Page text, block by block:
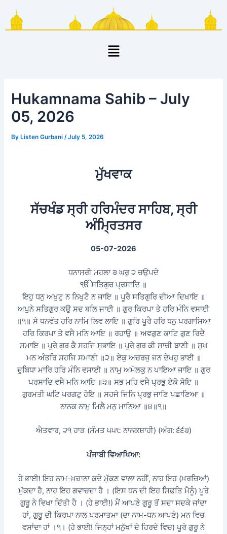
content
Menu
Hukamnama Sahib – July
05, 2026
By Listen Gurbani/July 5, 2026
ਮੁੱਖਵਾਕ
ਸੱਚਖੰਡ ਸ੍ਰੀ ਹਰਿਮੰਦਰ ਸਾਹਿਬ, ਸ੍ਰੀ
ਅੰਮ੍ਰਿਤਸਰ
05-07-2026
ਧਨਾਸਰੀ ਮਹਲਾ ੩ ਘਰੁ ੨ ਚਉਪਦੇ
ੴ ਸਤਿਗੁਰ ਪ੍ਰਸਾਦਿ ॥
ਇਹੁ ਧਨੁ ਅਖੁਟੁ ਨ ਨਿਖੁਟੈ ਨ ਜਾਇ ॥ ਪੂਰੈ ਸਤਿਗੁਰਿ ਦੀਆ ਦਿਖਾਇ ॥
ਅਪੁਨੇ ਸਤਿਗੁਰ ਕਉ ਸਦ ਬਲਿ ਜਾਈ ॥ ਗੁਰ ਕਿਰਪਾ ਤੇ ਹਰਿ ਮੰਨਿ ਵਸਾਈ
॥੧॥ ਸੇ ਧਨਵੰਤ ਹਰਿ ਨਾਮਿ ਲਿਵ ਲਾਇ ॥ ਗੁਰਿ ਪੂਰੈ ਹਰਿ ਧਨੁ ਪਰਗਾਸਿਆ
ਹਰਿ ਕਿਰਪਾ ਤੇ ਵਸੈ ਮਨਿ ਆਇ ॥ ਰਹਾਉ ॥ ਅਵਗੁਣ ਕਾਟਿ ਗੁਣ ਰਿਦੈ
ਸਮਾਇ ॥ ਪੂਰੇ ਗੁਰ ਕੈ ਸਹਜਿ ਸੁਭਾਇ ॥ ਪੂਰੇ ਗੁਰ ਕੀ ਸਾਚੀ ਬਾਣੀ ॥ ਸੁਖ
ਮਨ ਅੰਤਰਿ ਸਹਜਿ ਸਮਾਣੀ ॥੨॥ ਏਕੁ ਅਚਰਜੁ ਜਨ ਦੇਖਹੁ ਭਾਈ ॥
ਦੁਬਿਧਾ ਮਾਰਿ ਹਰਿ ਮੰਨਿ ਵਸਾਈ ॥ ਨਾਮੁ ਅਮੋਲਕੁ ਨ ਪਾਇਆ ਜਾਇ ॥ ਗੁਰ
ਪਰਸਾਦਿ ਵਸੈ ਮਨਿ ਆਇ ॥੩॥ ਸਭ ਮਹਿ ਵਸੈ ਪ੍ਰਭੁ ਏਕੋ ਸੋਇ ॥
ਗੁਰਮਤੀ ਘਟਿ ਪਰਗਟੁ ਹੋਇ ॥ ਸਹਜੇ ਜਿਨਿ ਪ੍ਰਭੁ ਜਾਣਿ ਪਛਾਣਿਆ ॥
ਨਾਨਕ ਨਾਮੁ ਮਿਲੈ ਮਨੁ ਮਾਨਿਆ ॥੪॥੧॥
ਐਤਵਾਰ, ੨੧ ਹਾੜ (ਸੰਮਤ ੫੫੮ ਨਾਨਕਸ਼ਾਹੀ) (ਅੰਗ: ੬੬੩)
ਪੰਜਾਬੀ ਵਿਆਖਿਆ:
ਹੇ ਭਾਈ! ਇਹ ਨਾਮ-ਖ਼ਜ਼ਾਨਾ ਕਦੇ ਮੁੱਕਣ ਵਾਲਾ ਨਹੀਂ, ਨਾਹ ਇਹ (ਖ਼ਰਚਿਆਂ)
ਮੁੱਕਦਾ ਹੈ, ਨਾਹ ਇਹ ਗਵਾਚਦਾ ਹੈ । (ਇਸ ਧਨ ਦੀ ਇਹ ਸਿਫ਼ਤਿ ਮੈਨੂੰ) ਪੂਰੇ
ਗੁਰੂ ਨੇ ਵਿਖਾ ਦਿੱਤੀ ਹੈ । (ਹੇ ਭਾਈ!) ਮੈਂ ਆਪਣੇ ਗੁਰੂ ਤੋਂ ਸਦਾ ਸਦਕੇ ਜਾਂਦਾ
ਹਾਂ, ਗੁਰੂ ਦੀ ਕਿਰਪਾ ਨਾਲ ਪਰਮਾਤਮਾ (ਦਾ ਨਾਮ-ਧਨ ਆਪਣੇ) ਮਨ ਵਿਚ
ਵਸਾਂਦਾ ਹਾਂ ।੧। (ਹੇ ਭਾਈ! ਜਿਨ੍ਹਾਂ ਮਨੁੱਖਾਂ ਦੇ ਹਿਰਦੇ ਵਿਚ) ਪੂਰੇ ਗੁਰੂ ਨੇ
navigation